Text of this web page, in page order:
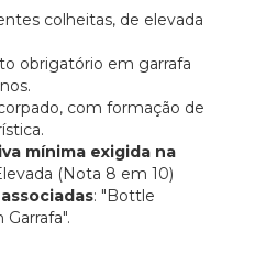
colheitas, de elevada
obrigatório em garrafa
com formação de
mínima exigida na
(Nota 8 em 10)
: "Bottle